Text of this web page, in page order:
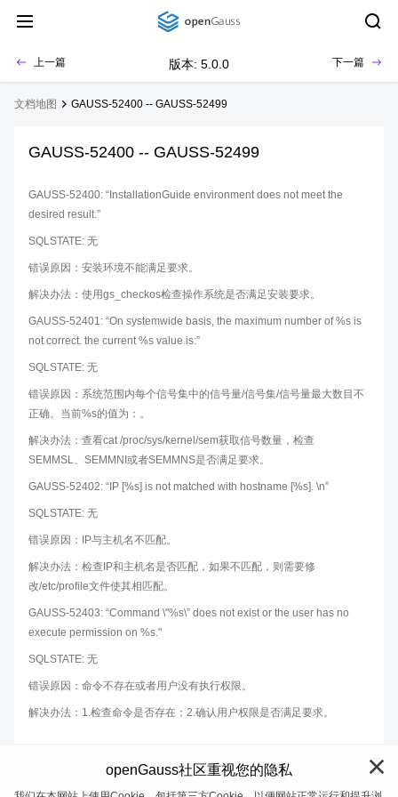
上一篇 版本: 5.0.0 下一篇
文档地图 GAUSS-52400 -- GAUSS-52499
GAUSS-52400 -- GAUSS-52499
GAUSS-52400: “InstallationGuide environment does not meet the
desired result.”
SQLSTATE: 无
错误原因：安装环境不能满足要求。
解决办法：使用gs_checkos检查操作系统是否满足安装要求。
GAUSS-52401: “On systemwide basis, the maximum number of %s is
not correct. the current %s value is:”
SQLSTATE: 无
错误原因：系统范围内每个信号集中的信号量/信号集/信号量最大数目不
正确。当前%s的值为：。
解决办法：查看cat /proc/sys/kernel/sem获取信号数量，检查
SEMMSL、SEMMNI或者SEMMNS是否满足要求。
GAUSS-52402: “IP [%s] is not matched with hostname [%s]. \n”
SQLSTATE: 无
错误原因：IP与主机名不匹配。
解决办法：检查IP和主机名是否匹配，如果不匹配，则需要修
改/etc/profile文件使其相匹配。
GAUSS-52403: “Command \"%s\” does not exist or the user has no
execute permission on %s."
SQLSTATE: 无
错误原因：命令不存在或者用户没有执行权限。
解决办法：1.检查命令是否存在；2.确认用户权限是否满足要求。
openGauss社区重视您的隐私